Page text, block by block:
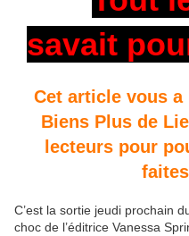
savait
Cet article vous
Biens Plus de
lecteurs pour
C’est la sortie jeudi prochain
choc de l’éditrice Vanessa